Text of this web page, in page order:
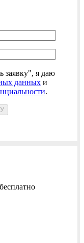
заявку", я даю
данных и
.